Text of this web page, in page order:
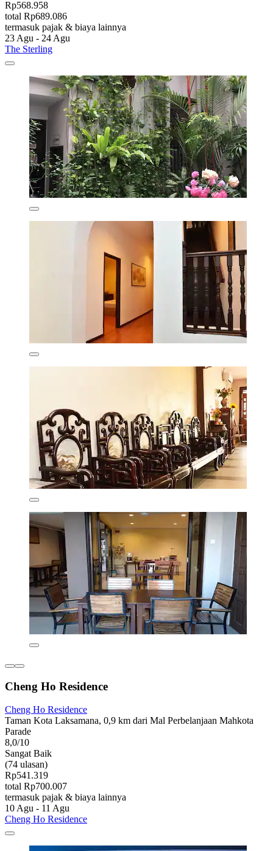
Rp568.958
total Rp689.086
termasuk pajak & biaya lainnya
23 Agu - 24 Agu
The Sterling
Cheng Ho Residence
Cheng Ho Residence
Taman Kota Laksamana, 0,9 km dari Mal Perbelanjaan Mahkota
Parade
8,0/10
Sangat Baik
(74 ulasan)
Rp541.319
total Rp700.007
termasuk pajak & biaya lainnya
10 Agu - 11 Agu
Cheng Ho Residence